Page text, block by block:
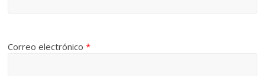
Correo electrónico*